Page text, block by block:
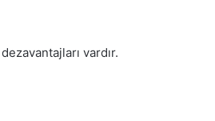
vardır.